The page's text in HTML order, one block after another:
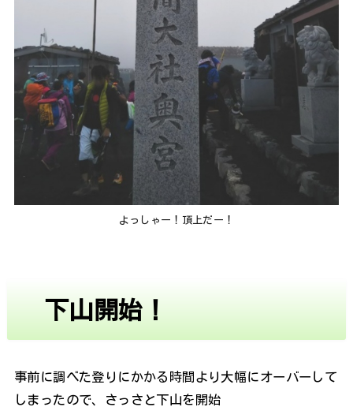
よっしゃー！頂上だー！
下山開始！
事前に調べた登りにかかる時間より大幅にオーバーして
しまったので、さっさと下山を開始